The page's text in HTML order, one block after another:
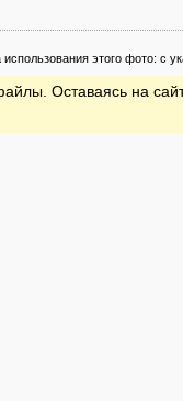
этого фото: с
Оставаясь на